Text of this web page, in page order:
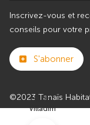
Club
Villadim
Inscrivez-vous et
conseils pour votre
S'abonner
©2023 Tanaïs
Paramètres des